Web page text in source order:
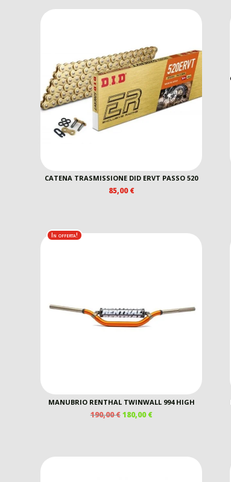
CATENA TRASMISSIONE DID ERVT PASSO 520
85,00€
In offerta!
MANUBRIO RENTHAL TWINWALL 994 HIGH
190,00€IL
190,00 €.
180,00€IL
180,00 €.